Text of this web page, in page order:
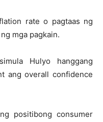
rate o pagtaas ng
mga pagkain.
Hulyo hanggang
ang overall confidence
positibong consumer